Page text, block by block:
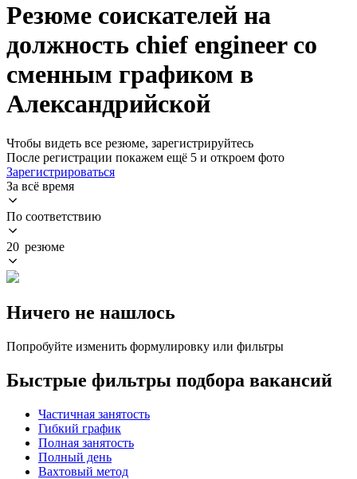
Резюме соискателей на
должность chief engineer со
сменным графиком в
Александрийской
Чтобы видеть все резюме, зарегистрируйтесь
После регистрации покажем ещё 5 и откроем фото
Зарегистрироваться
За всё время
По соответствию
20 резюме
Ничего не нашлось
Попробуйте изменить формулировку или фильтры
Быстрые фильтры подбора вакансий
Частичная занятость
Гибкий график
Полная занятость
Полный день
Вахтовый метод